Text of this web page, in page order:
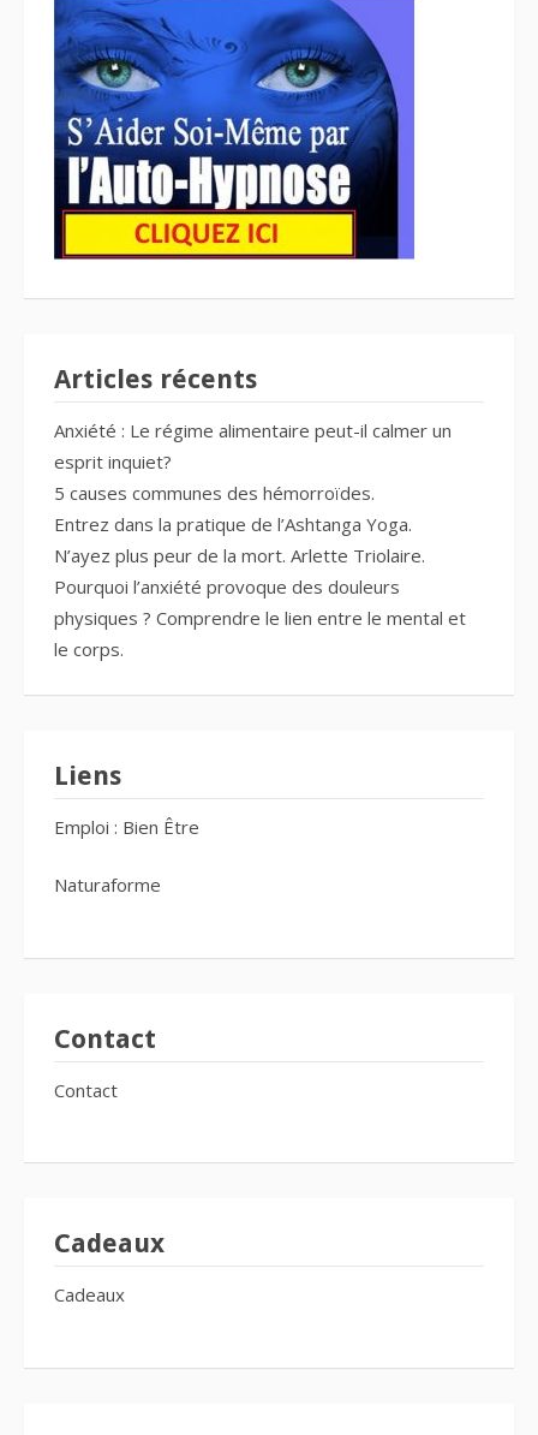
Articles récents
Anxiété : Le régime alimentaire peut-il calmer un
esprit inquiet?
5 causes communes des hémorroïdes.
Entrez dans la pratique de l’Ashtanga Yoga.
N’ayez plus peur de la mort. Arlette Triolaire.
Pourquoi l’anxiété provoque des douleurs
physiques ? Comprendre le lien entre le mental et
le corps.
Liens
Emploi : Bien Être
Naturaforme
Contact
Contact
Cadeaux
Cadeaux